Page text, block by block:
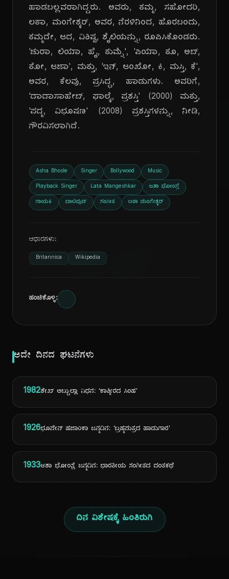
ದಿ
ಹಾಡಬಲ್ಲವರಾಗಿದ್ದರು. ಅವರು, ತಮ್ಮ, ಸಹೋದರಿ,
ಲತಾ, ಮಂಗೇಶ್ಕರ್, ಅವರ, ನೆರಳಿನಿಂದ, ಹೊರಬಂದು,
ತಮ್ಮದೇ, ಆದ, ವಿಶಿಷ್ಟ, ಶೈಲಿಯನ್ನು, ರೂಪಿಸಿಕೊಂಡರು.
'ಚುರಾ, ಲಿಯಾ, ಹೈ, ತುಮ್ನೆ', 'ಪಿಯಾ, ತೂ, ಅಬ್,
ತೋ, ಆಜಾ', ಮತ್ತು, 'ಇನ್, ಆಂಖೋ, ಕಿ, ಮಸ್ತಿ, ಕೆ',
ಅವರ, ಕೆಲವು, ಪ್ರಸಿದ್ಧ, ಹಾಡುಗಳು. ಅವರಿಗೆ,
'ದಾದಾಸಾಹೇಬ್, ಫಾಲ್ಕೆ, ಪ್ರಶಸ್ತಿ' (2000) ಮತ್ತು,
'ಪದ್ಮ, ವಿಭೂಷಣ' (2008) ಪ್ರಶಸ್ತಿಗಳನ್ನು, ನೀಡಿ,
ಗೌರವಿಸಲಾಗಿದೆ.
Asha Bhosle Singer Bollywood Music
Playback Singer Lata Mangeshkar ಆಶಾ ಭೋಂಸ್ಲೆ
ಗಾಯಕಿ ಬಾಲಿವುಡ್ ಸಂಗೀತ ಲತಾ ಮಂಗೇಶ್ಕರ್
ಆಧಾರಗಳು:
Britannica Wikipedia
ಹಂಚಿಕೊಳ್ಳಿ:
ಅದೇ ದಿನದ ಘಟನೆಗಳು
1982ಶೇಖ್ ಅಬ್ದುಲ್ಲಾ ನಿಧನ: 'ಕಾಶ್ಮೀರದ ಸಿಂಹ'
1926ಭೂಪೇನ್ ಹಜಾರಿಕಾ ಜನ್ಮದಿನ: 'ಬ್ರಹ್ಮಪುತ್ರದ ಹಾಡುಗಾರ'
1933ಆಶಾ ಭೋಂಸ್ಲೆ ಜನ್ಮದಿನ: ಭಾರತೀಯ ಸಂಗೀತದ ದಂತಕಥೆ
ದಿನ ವಿಶೇಷಕ್ಕೆ ಹಿಂತಿರುಗಿ